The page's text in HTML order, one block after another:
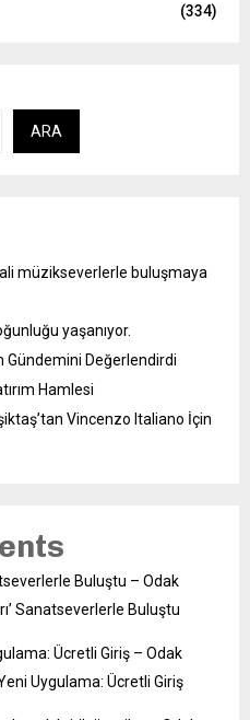
(334)
ARA
müzikseverlerle buluşmaya
yaşanıyor.
Gündemini Değerlendirdi
Hamlesi
Vincenzo Italiano İçin
Buluştu – Odak
Sanatseverlerle Buluştu
Ücretli Giriş – Odak
Uygulama: Ücretli Giriş